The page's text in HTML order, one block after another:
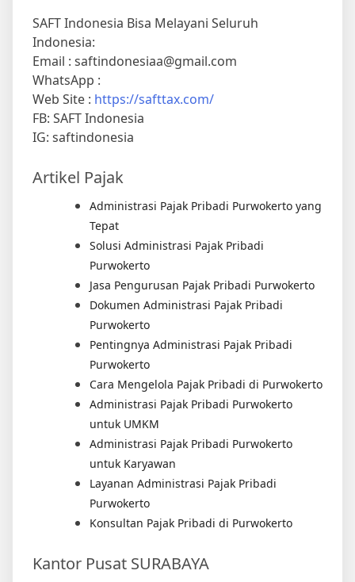
SAFT Indonesia Bisa Melayani Seluruh
Indonesia:
Email : saftindonesiaa@gmail.com
WhatsApp :
Web Site : https://safttax.com/
FB: SAFT Indonesia
IG: saftindonesia
Artikel Pajak
Administrasi Pajak Pribadi Purwokerto yang
Tepat
Solusi Administrasi Pajak Pribadi
Purwokerto
Jasa Pengurusan Pajak Pribadi Purwokerto
Dokumen Administrasi Pajak Pribadi
Purwokerto
Pentingnya Administrasi Pajak Pribadi
Purwokerto
Cara Mengelola Pajak Pribadi di Purwokerto
Administrasi Pajak Pribadi Purwokerto
untuk UMKM
Administrasi Pajak Pribadi Purwokerto
untuk Karyawan
Layanan Administrasi Pajak Pribadi
Purwokerto
Konsultan Pajak Pribadi di Purwokerto
Kantor Pusat SURABAYA